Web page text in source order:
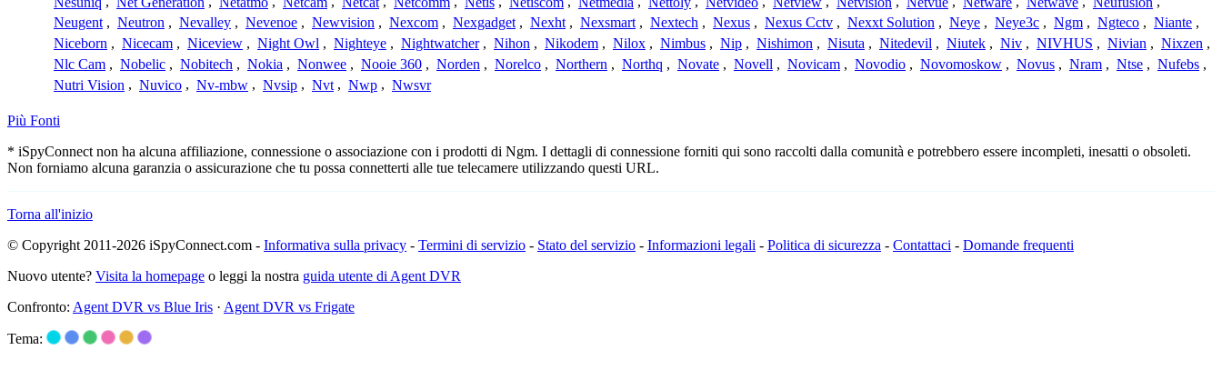
Neugent , Neutron , Nevalley , Nevenoe , Newvision , Nexcom , Nexgadget , Nexht , Nexsmart , Nextech , Nexus , Nexus Cctv , Nexxt Solution , Neye , Neye3c , Ngm , Ngteco , Niante ,
Niceborn , Nicecam , Niceview , Night Owl , Nighteye , Nightwatcher , Nihon , Nikodem , Nilox , Nimbus , Nip , Nishimon , Nisuta , Nitedevil , Niutek , Niv , NIVHUS , Nivian , Nixzen ,
Nlc Cam , Nobelic , Nobitech , Nokia , Nonwee , Nooie 360 , Norden , Norelco , Northern , Northq , Novate , Novell , Novicam , Novodio , Novomoskow , Novus , Nram , Ntse , Nufebs ,
Nutri Vision , Nuvico , Nv-mbw , Nvsip , Nvt , Nwp , Nwsvr
Più Fonti
* iSpyConnect non ha alcuna affiliazione, connessione o associazione con i prodotti di Ngm. I dettagli di connessione forniti qui sono raccolti dalla comunità e potrebbero essere incompleti, inesatti o obsoleti.
Non forniamo alcuna garanzia o assicurazione che tu possa connetterti alle tue telecamere utilizzando questi URL.
Torna all'inizio
© Copyright 2011-2026 iSpyConnect.com - Informativa sulla privacy - Termini di servizio - Stato del servizio - Informazioni legali - Politica di sicurezza - Contattaci - Domande frequenti
Nuovo utente? Visita la homepage o leggi la nostra guida utente di Agent DVR
Confronto: Agent DVR vs Blue Iris · Agent DVR vs Frigate
Tema: